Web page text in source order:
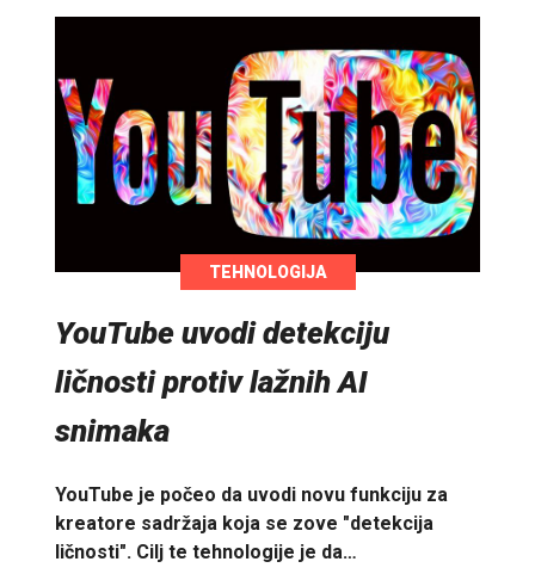
TEHNOLOGIJA
YouTube uvodi detekciju
ličnosti protiv lažnih AI
snimaka
YouTube je počeo da uvodi novu funkciju za
kreatore sadržaja koja se zove "detekcija
ličnosti". Cilj te tehnologije je da…